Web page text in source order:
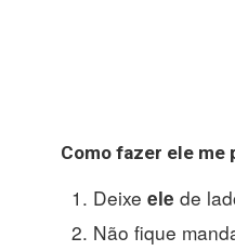
Como fazer ele me
Deixe ele de
Não fique